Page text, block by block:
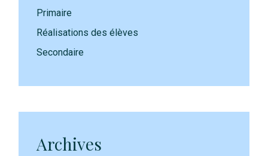
Primaire
Réalisations des élèves
Secondaire
Archives